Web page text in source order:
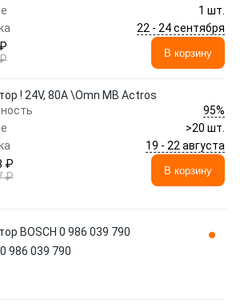
1 шт.
22 - 24 сентября
В корзину
! 24V, 80A \Omn MB Actros
95%
>20 шт.
19 - 22 августа
₽
₽
В корзину
BOSCH 0 986 039 790
0 986 039 790